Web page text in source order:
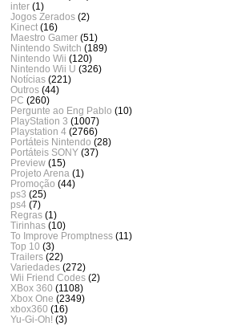
inter (1)
Jogos Zerados (2)
Kinect (16)
Maestro Gamer (51)
Nintendo Switch (189)
Nintendo Wii (120)
Nintendo Wii U (326)
Notícias (221)
Outros (44)
PC (260)
Pergunte ao Eng Pablo (10)
PlayStation 3 (1007)
Playstation 4 (2766)
Portáteis Nintendo (28)
Portáteis SONY (37)
Preview (15)
Projeto Arena (1)
Promoção (44)
ps3 (25)
ps4 (7)
Regras (1)
Tirinhas (10)
To Improve Promptness (11)
Top 10 (3)
Trailers (22)
Variedades (272)
Wii Friend Codes (2)
XBox 360 (1108)
Xbox One (2349)
xbox360 (16)
Yu-Gi-Oh! (3)